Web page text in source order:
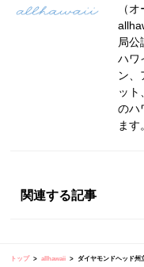
（
局公
ハワ
ン、
ット
のハ
ます
関連する記事
トップ allhawaii ダイヤモンドヘッド州